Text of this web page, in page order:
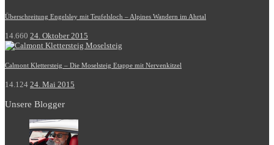
Überschreitung Engelsley mit Teufelsloch – Alpines Wandern im Ahrtal
14.660 24. Oktober 2015
Calmont Klettersteig – Die Moselsteig Etappe mit Nervenkitzel
14.124 24. Mai 2015
Unsere Blogger